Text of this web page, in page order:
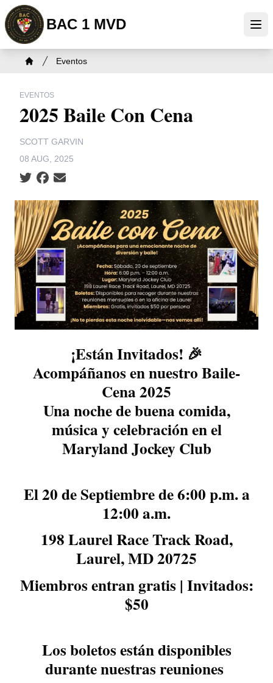
Skip
to
main
content
BAC 1 MVD
Breadcrumb
Eventos
EVENTOS
2025 Baile Con Cena
SCOTT GARVIN
08 AUG, 2025
Social share icons
¡Están Invitados! 🎉
Acompáñanos en nuestroBaile-
Cena 2025
Una noche de buena comida,
música y celebración en el
Maryland Jockey Club
El 20 de Septiembre de 6:00 p.m. a
12:00 a.m.
198 Laurel Race Track Road,
Laurel, MD 20725
Miembros entran gratis | Invitados:
$50
Los boletos están disponibles
durante nuestras reuniones